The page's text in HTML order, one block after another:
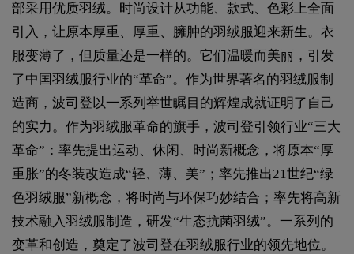
部采用优质羽绒。时尚设计从功能、款式、色彩上全面
引入，让原本厚重、厚重、臃肿的羽绒服迎来新生。衣
服变薄了，但质量还是一样的。它们温暖而美丽，引发
了中国羽绒服行业的“革命”。作为世界著名的羽绒服制
造商，波司登以一系列举世瞩目的辉煌成就证明了自己
的实力。作为羽绒服革命的旗手，波司登引领行业“三大
革命”：率先提出运动、休闲、时尚新概念，将原本“厚
重胀”的冬装改造成“轻、薄、美”；率先推出21世纪“绿
色羽绒服”新概念，将时尚与环保巧妙结合；率先将高新
技术融入羽绒服制造，研发“生态抗菌羽绒”。一系列的
变革和创造，奠定了波司登在羽绒服行业的领先地位。